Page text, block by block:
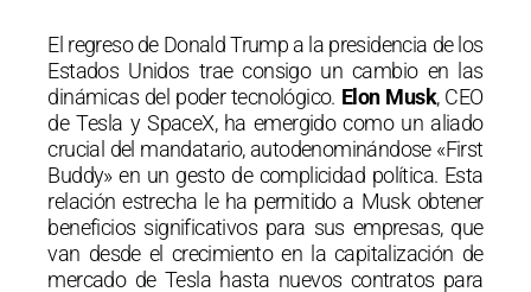
El regreso de Donald Trump a la presidencia de los
Estados Unidos trae consigo un cambio en las
dinámicas del poder tecnológico. Elon Musk, CEO
de Tesla y SpaceX, ha emergido como un aliado
crucial del mandatario, autodenominándose «First
Buddy» en un gesto de complicidad política. Esta
relación estrecha le ha permitido a Musk obtener
beneficios significativos para sus empresas, que
van desde el crecimiento en la capitalización de
mercado de Tesla hasta nuevos contratos para